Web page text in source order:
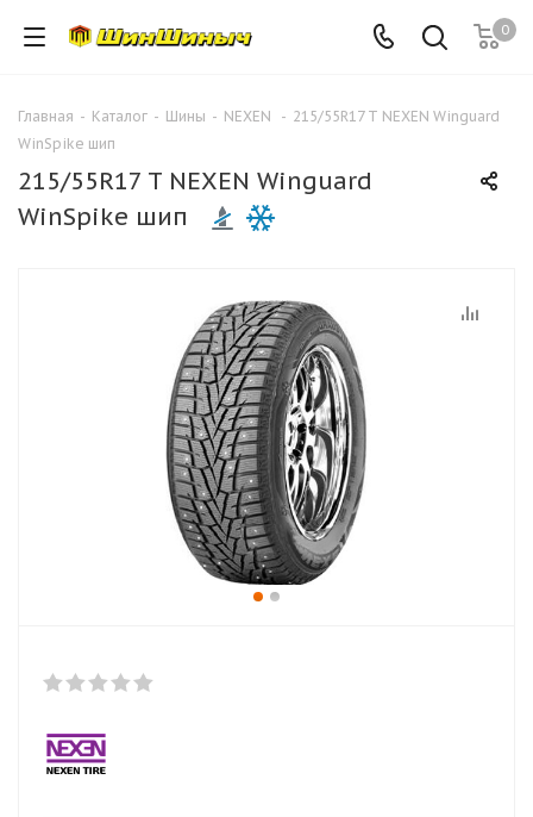
0
Главная - Каталог - Шины - NEXEN - 215/55R17 T NEXEN Winguard
WinSpike шип
215/55R17 T NEXEN Winguard
WinSpike шип